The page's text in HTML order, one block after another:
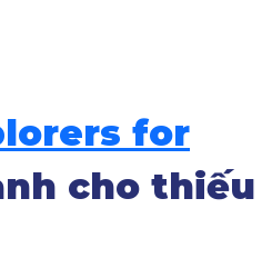
for
cho thiếu